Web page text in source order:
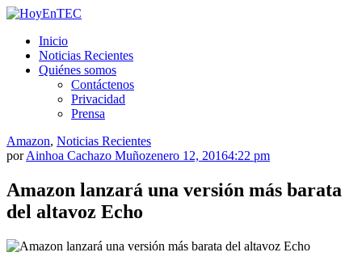
Saltar
contenido.
Inicio
Noticias Recientes
Quiénes somos
Contáctenos
Privacidad
Prensa
Amazon, Noticias Recientes
porAinhoa Cachazo Muñozenero 12, 20164:22 pm
Amazon lanzará una versión más barata
del altavoz Echo